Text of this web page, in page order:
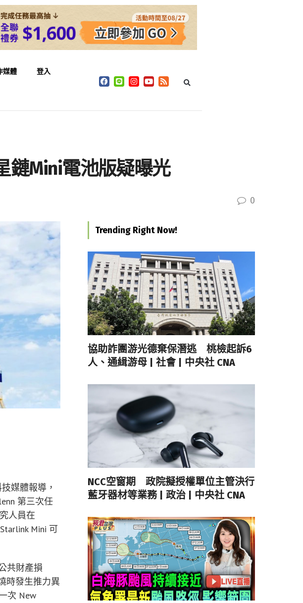
媒體 登入
鏈Mini電池版疑曝光
0
媒體報導，
第三次任
人員在
Mini 可
共財產損
時發生推力異
次 New
Trending Right Now!
協助詐團游光德棄保潛逃 桃檢起訴6
人、通緝游母 | 社會 | 中央社 CNA
NCC空窗期 政院擬授權單位主管決行
藍牙器材等業務 | 政治 | 中央社 CNA